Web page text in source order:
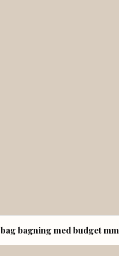
bag bagning med budget mm